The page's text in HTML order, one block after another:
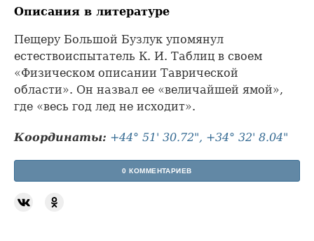
Описания в литературе
Пещеру Большой Бузлук упомянул
естествоиспытатель К. И. Таблиц в своем
«Физическом описании Таврической
области». Он назвал ее «величайшей ямой»,
где «весь год лед не исходит».
Координаты: +44° 51' 30.72", +34° 32' 8.04"
0 КОММЕНТАРИЕВ